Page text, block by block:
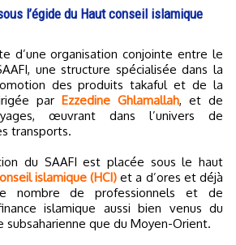
l’égide du Haut conseil islamique
une structure spécialisée dans la
des produits takaful et de la
par Ezzedine Ghlamallah, et de
œuvrant dans l’univers de
transports.
du SAAFI est placée sous le haut
islamique (HCI) et a d’ores et déjà
nombre de professionnels et de
islamique aussi bien venus du
subsaharienne que du Moyen-Orient.